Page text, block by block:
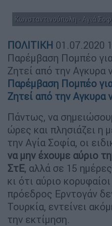
Κωνσταντινούπολη - Αγιά
ΠΟΛΙΤΙΚΗ 01.07.2020
Παρέμβαση Πομπέο
Ζητεί από την Αγκυρα
Παρέμβαση Πομπέο
Ζητεί από την Αγκυρα
Πάντως, να
ώρες και πλησιάζει η
την Αγία Σοφία, οι
να μην έχουμε αύριο
ΣτΕ, αλλά σε 15
κι ότι αύριο
πρόεδρος Ερντογάν
Τουρκία, εντείνει
την εκτίμηση.